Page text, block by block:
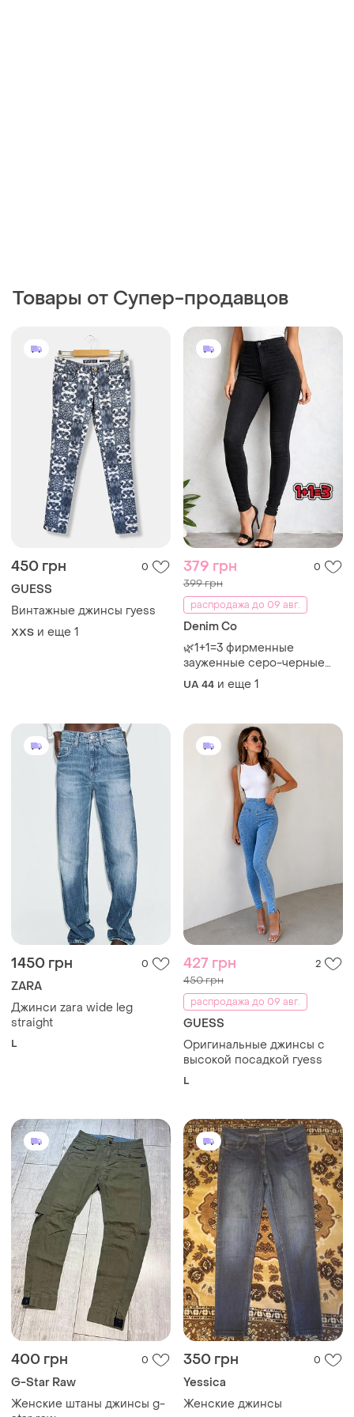
450 грн
GUESS
Винтажные джинсы гуess
и еще
379 грн
399 грн
распродажа до 09 авг.
Denim Co
зауженные серо-черные
джинсы скинни высокая
посадка denim co, размер
44 - 46
UA 44 и еще
1450 грн
Джинси zara wide leg
распродажа до 09 авг.
GUESS
высокой посадкой гуess
L
400 грн 0
G-Star Raw
Женские штаны джинсы g-
star raw
EU 24 и еще 1
350 грн 0
Yessica
Женские джинсы
M и еще